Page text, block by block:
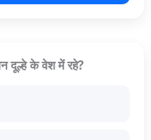
दूल्हे के वेश में रहे?